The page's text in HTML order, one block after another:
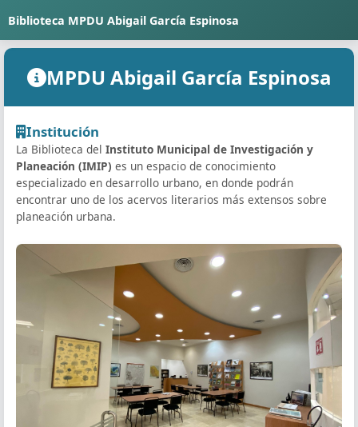
Biblioteca MPDU Abigail García Espinosa
MPDU Abigail García Espinosa
Institución
La Biblioteca del Instituto Municipal de Investigación y
Planeación (IMIP) es un espacio de conocimiento
especializado en desarrollo urbano, en donde podrán
encontrar uno de los acervos literarios más extensos sobre
planeación urbana.